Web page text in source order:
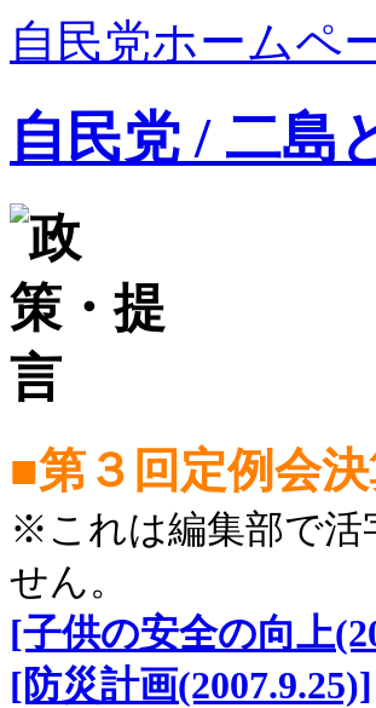
自民党ホームペ
自民党 / 二島
■第３回定例会
※これは編集部で活
せん。
[子供の安全の向上
[防災計画(2007.9.25)]